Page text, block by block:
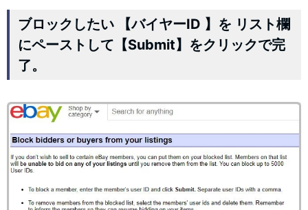
ブロックしたい 【バイヤーID 】を リスト欄
にペーストして【Submit】をクリックで完
了。